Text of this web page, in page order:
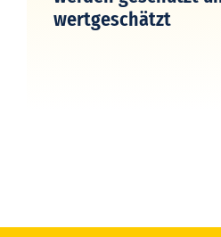
wertgeschätzt